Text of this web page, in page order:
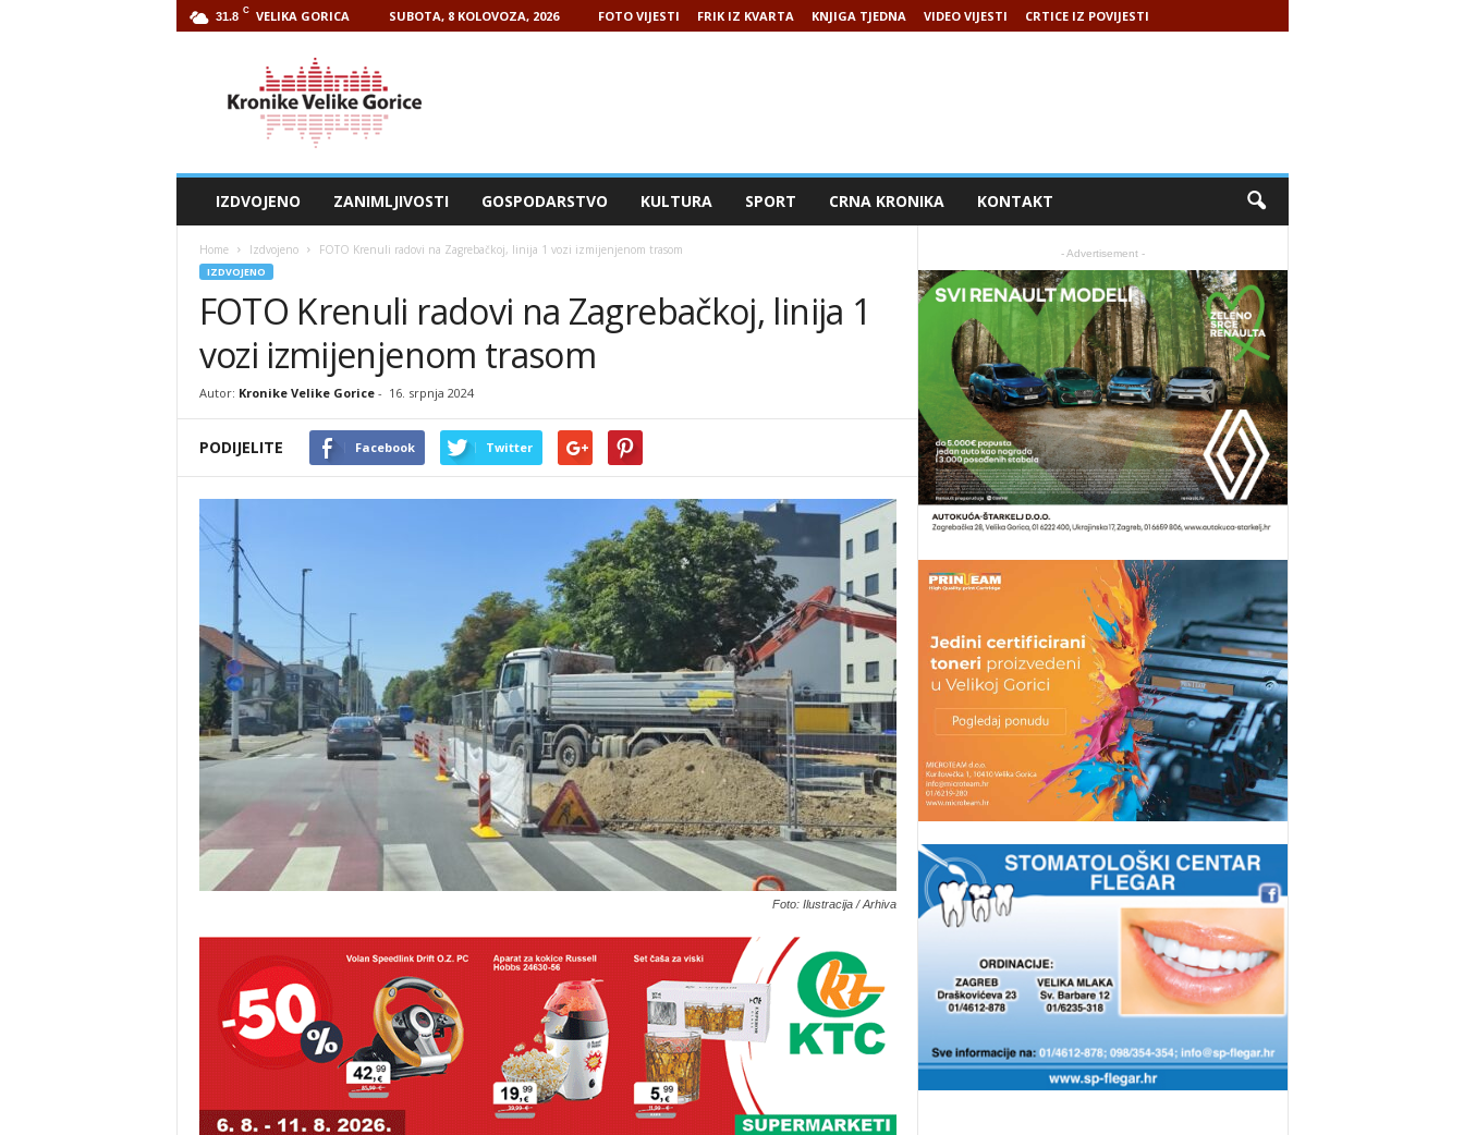
31.8 C VELIKA GORICA SUBOTA, 8 KOLOVOZA, 2026 FOTO VIJESTI FRIK IZ KVARTA KNJIGA TJEDNA VIDEO VIJESTI CRTICE IZ POVIJESTI
IZDVOJENO ZANIMLJIVOSTI GOSPODARSTVO KULTURA SPORT CRNA KRONIKA KONTAKT
Home Izdvojeno FOTO Krenuli radovi na Zagrebačkoj, linija 1 vozi izmijenjenom trasom
IZDVOJENO
FOTO Krenuli radovi na Zagrebačkoj, linija 1
vozi izmijenjenom trasom
Autor: Kronike Velike Gorice- 16. srpnja 2024
PODIJELITE Facebook Twitter
Foto: Ilustracija / Arhiva
- Advertisement -